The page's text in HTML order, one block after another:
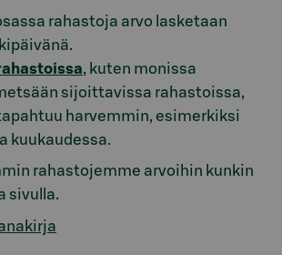
rahastoja arvo lasketaan
, kuten monissa
sijoittavissa rahastoissa,
harvemmin, esimerkiksi
kuukaudessa.
rahastojemme arvoihin kunkin
sivulla.